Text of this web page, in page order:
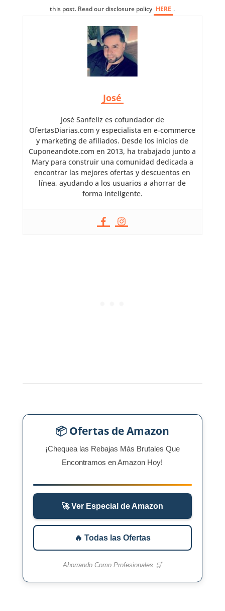
this post. Read our disclosure policy HERE .
José
José Sanfeliz es cofundador de
OfertasDiarias.com y especialista en e-commerce
y marketing de afiliados. Desde los inicios de
Cuponeandote.com en 2013, ha trabajado junto a
Mary para construir una comunidad dedicada a
encontrar las mejores ofertas y descuentos en
línea, ayudando a los usuarios a ahorrar de
forma inteligente.
📦 Ofertas de Amazon
¡Chequea las Rebajas Más Brutales Que
Encontramos en Amazon Hoy!
🚀 Ver Especial de Amazon
🔥 Todas las Ofertas
Ahorrando Como Profesionales 🛒